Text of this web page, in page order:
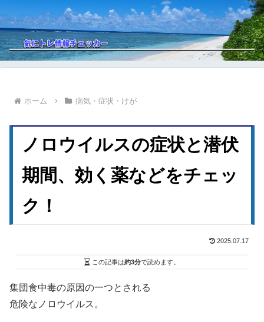
ホーム 病気・症状・けが
ノロウイルスの症状と潜伏
期間、効く薬などをチェッ
ク！
2025.07.17
この記事は約3分で読めます。
集団食中毒の原因の一つとされる
危険なノロウイルス。